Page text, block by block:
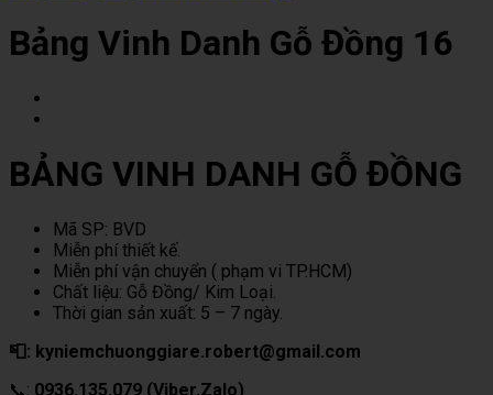
Bảng Vinh Danh Gỗ Đồng 16
BẢNG VINH DANH GỖ ĐỒNG
Mã SP: BVD
Miễn phí thiết kế.
Miễn phí vận chuyển ( phạm vi TP.HCM)
Chất liệu: Gỗ Đồng/ Kim Loại.
Thời gian sản xuất: 5 – 7 ngày.
📮: kyniemchuonggiare.robert@gmail.com
📞: 0936.135.079 (Viber,Zalo)